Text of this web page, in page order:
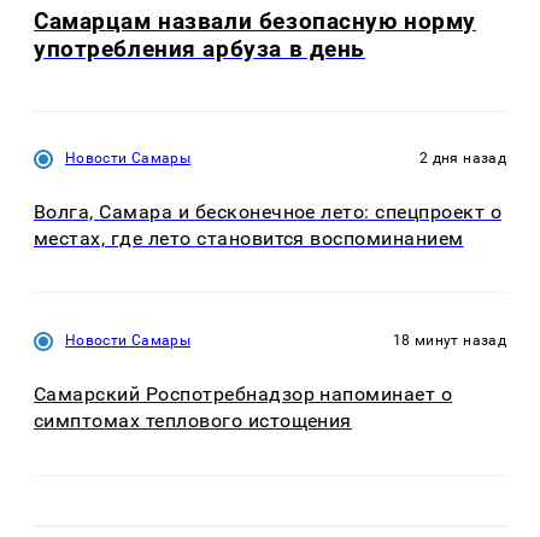
Самарцам назвали безопасную норму
употребления арбуза в день
Новости Самары 2 дня назад
Волга, Самара и бесконечное лето: спецпроект о
местах, где лето становится воспоминанием
Новости Самары 18 минут назад
Самарский Роспотребнадзор напоминает о
симптомах теплового истощения